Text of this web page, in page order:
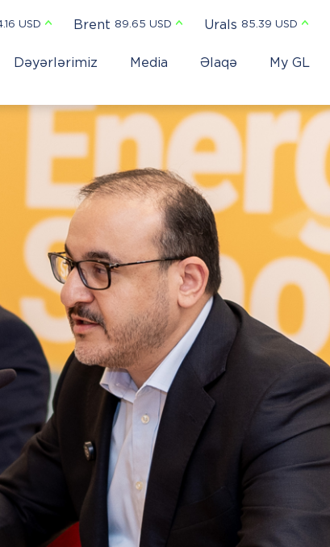
USD Brent 89.65 USD Urals 85.39 USD
Dəyərlərimiz Media Əlaqə My GL